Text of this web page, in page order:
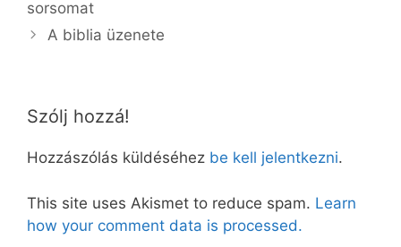
sorsomat
A biblia üzenete
Szólj hozzá!
Hozzászólás küldéséhez be kell jelentkezni.
This site uses Akismet to reduce spam. Learn
how your comment data is processed.